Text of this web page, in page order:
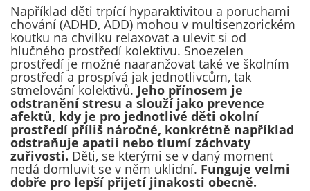
Například děti trpící hyparaktivitou a poruchami
chování (ADHD, ADD) mohou v multisenzorickém
koutku na chvilku relaxovat a ulevit si od
hlučného prostředí kolektivu. Snoezelen
prostředí je možné naaranžovat také ve školním
prostředí a prospívá jak jednotlivcům, tak
stmelování kolektivů. Jeho přínosem je
odstranění stresu a slouží jako prevence
afektů, kdy je pro jednotlivé děti okolní
prostředí příliš náročné, konkrétně například
odstraňuje apatii nebo tlumízáchvaty
zuřivosti.Děti, se kterými se v daný moment
nedá domluvit se v něm uklidní. Funguje velmi
dobře pro lepší přijetí jinakosti obecně.